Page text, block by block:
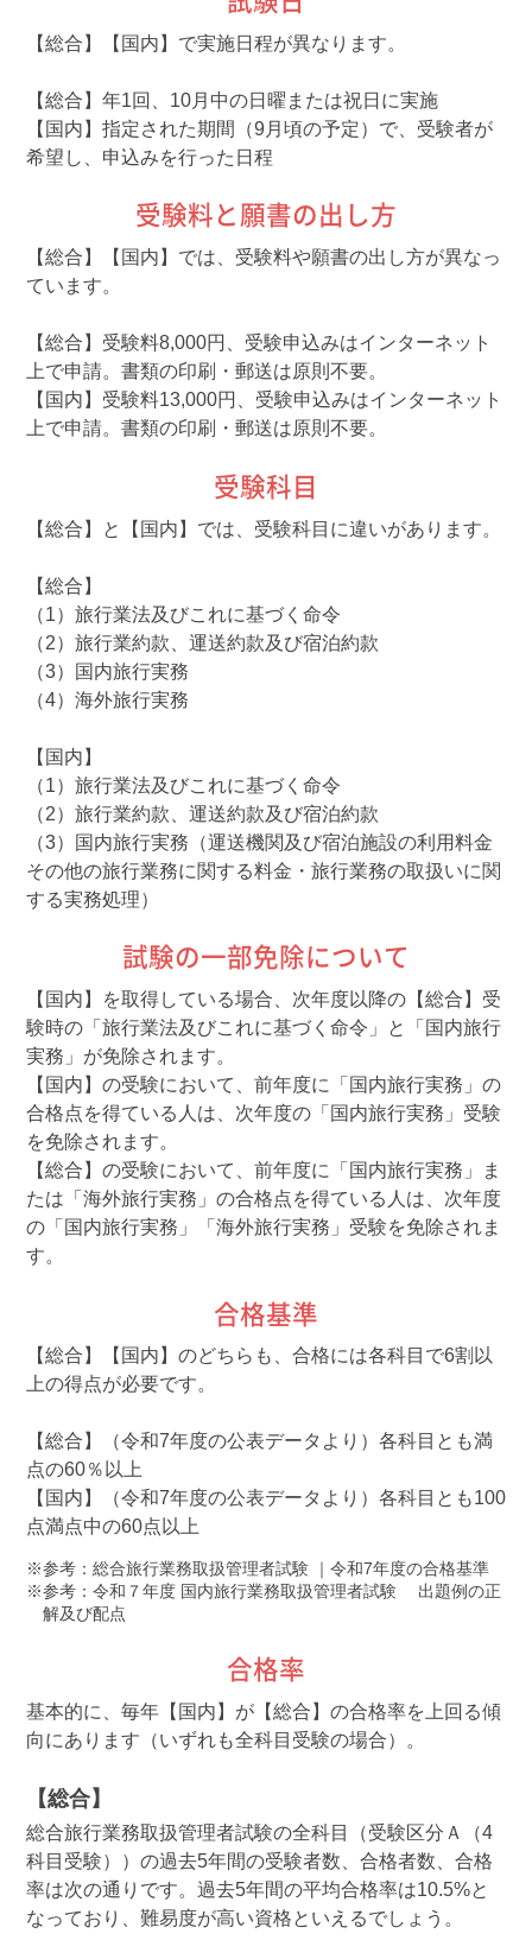
【総合】【国内】で実施日程が異なります。
【総合】年1回、10月中の日曜または祝日に実施
【国内】指定された期間（9月頃の予定）で、受験者が
希望し、申込みを行った日程
受験料と願書の出し方
【総合】【国内】では、受験料や願書の出し方が異なっ
ています。
【総合】受験料8,000円、受験申込みはインターネット
上で申請。書類の印刷・郵送は原則不要。
【国内】受験料13,000円、受験申込みはインターネット
上で申請。書類の印刷・郵送は原則不要。
受験科目
【総合】と【国内】では、受験科目に違いがあります。
【総合】
（1）旅行業法及びこれに基づく命令
（2）旅行業約款、運送約款及び宿泊約款
（3）国内旅行実務
（4）海外旅行実務
【国内】
（1）旅行業法及びこれに基づく命令
（2）旅行業約款、運送約款及び宿泊約款
（3）国内旅行実務（運送機関及び宿泊施設の利用料金
その他の旅行業務に関する料金・旅行業務の取扱いに関
する実務処理）
試験の一部免除について
【国内】を取得している場合、次年度以降の【総合】受
験時の「旅行業法及びこれに基づく命令」と「国内旅行
実務」が免除されます。
【国内】の受験において、前年度に「国内旅行実務」の
合格点を得ている人は、次年度の「国内旅行実務」受験
を免除されます。
【総合】の受験において、前年度に「国内旅行実務」ま
たは「海外旅行実務」の合格点を得ている人は、次年度
の「国内旅行実務」「海外旅行実務」受験を免除されま
す。
合格基準
【総合】【国内】のどちらも、合格には各科目で6割以
上の得点が必要です。
【総合】（令和7年度の公表データより）各科目とも満
点の60％以上
【国内】（令和7年度の公表データより）各科目とも100
点満点中の60点以上
参考： 総合旅行業務取扱管理者試験 ｜令和7年度の合格基準
参考： 令和７年度 国内旅行業務取扱管理者試験 出題例の正
解及び配点
合格率
基本的に、毎年【国内】が【総合】の合格率を上回る傾
向にあります（いずれも全科目受験の場合）。
【総合】
総合旅行業務取扱管理者試験の全科目（受験区分Ａ（4
科目受験））の過去5年間の受験者数、合格者数、合格
率は次の通りです。過去5年間の平均合格率は10.5%と
なっており、難易度が高い資格といえるでしょう。